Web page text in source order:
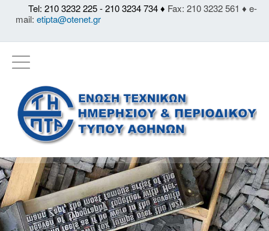
Tel: 210 3232 225 - 210 3234 734 ♦ Fax: 210 3232 561 ♦ e-
mail: etipta@otenet.gr